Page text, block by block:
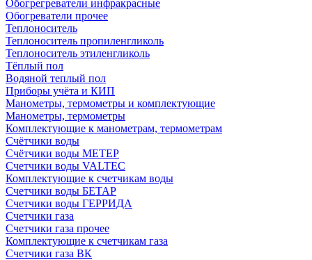
Обогрегреватели инфракрасные
Обогреватели прочее
Теплоноситель
Теплоноситель пропиленгликоль
Теплоноситель этиленгликоль
Тёплый пол
Водяной теплый пол
Приборы учёта и КИП
Манометры, термометры и комплектующие
Манометры, термометры
Комплектующие к манометрам, термометрам
Счётчики воды
Счётчики воды МЕТЕР
Счетчики воды VALTEC
Комплектующие к счетчикам воды
Счетчики воды БЕТАР
Счетчики воды ГЕРРИДА
Счетчики газа
Счетчики газа прочее
Комплектующие к счетчикам газа
Счетчики газа ВК